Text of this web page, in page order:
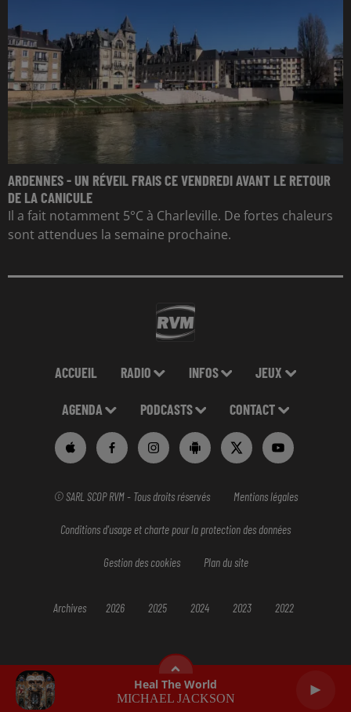
Heal The World
MICHAEL JACKSON
ARDENNES - UN RÉVEIL FRAIS CE VENDREDI AVANT LE RETOUR
DE LA CANICULE
Il a fait notamment 5°C à Charleville. De fortes chaleurs
sont attendues la semaine prochaine.
ACCUEIL RADIO INFOS JEUX
AGENDA PODCASTS CONTACT
© SARL SCOP RVM - Tous droits réservés Mentions légales
Conditions d'usage et charte pour la protection des données
Gestion des cookies Plan du site
Archives 2026 2025 2024 2023 2022